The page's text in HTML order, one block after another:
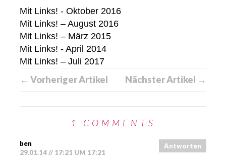
Mit Links! - Oktober 2016
Mit Links! – August 2016
Mit Links! – März 2015
Mit Links! - April 2014
Mit Links! – Juli 2017
← Vorheriger Artikel Nächster Artikel →
1 COMMENTS
ben
29.01.14 // 17:21 UM 17:21
Antworten